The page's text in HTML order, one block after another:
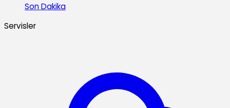
Son Dakika
Servisler